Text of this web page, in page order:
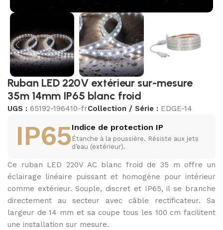
Ruban LED 220V extérieur sur-mesure
35m 14mm IP65 blanc froid
UGS : 65192-196410-frCollection / Série : EDGE-14
IP65Indice de protection IP
Étanche à la poussière. Résiste aux jets
d’eau (extérieur).
Ce ruban LED 220V AC blanc froid de 35 m offre un
éclairage linéaire puissant et homogène pour intérieur
comme extérieur. Souple, discret et IP65, il se branche
directement au secteur avec câble rectificateur. Sa
largeur de 14 mm et sa coupe tous les 100 cm facilitent
une installation sur mesure.